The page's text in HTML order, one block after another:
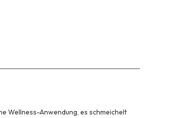
Wellness-Anwendung, es schmeichelt